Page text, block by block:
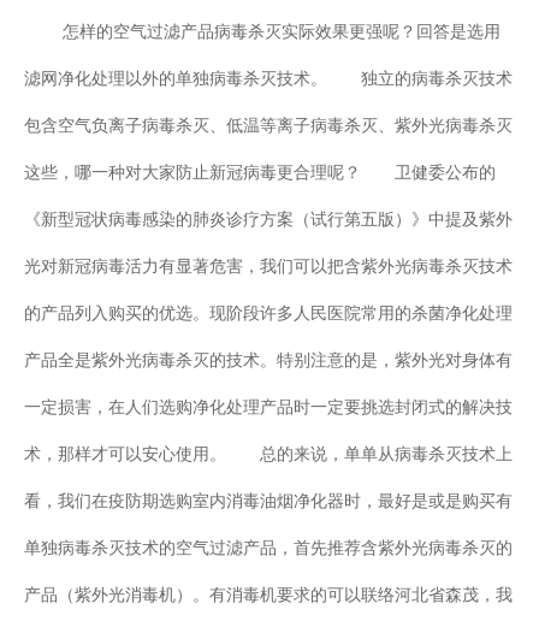
怎样的空气过滤产品病毒杀灭实际效果更强呢？回答是选用
滤网净化处理以外的单独病毒杀灭技术。 独立的病毒杀灭技术
包含空气负离子病毒杀灭、低温等离子病毒杀灭、紫外光病毒杀灭
这些，哪一种对大家防止新冠病毒更合理呢？ 卫健委公布的
《新型冠状病毒感染的肺炎诊疗方案（试行第五版）》中提及紫外
光对新冠病毒活力有显著危害，我们可以把含紫外光病毒杀灭技术
的产品列入购买的优选。现阶段许多人民医院常用的杀菌净化处理
产品全是紫外光病毒杀灭的技术。特别注意的是，紫外光对身体有
一定损害，在人们选购净化处理产品时一定要挑选封闭式的解决技
术，那样才可以安心使用。 总的来说，单单从病毒杀灭技术上
看，我们在疫防期选购室内消毒油烟净化器时，最好是或是购买有
单独病毒杀灭技术的空气过滤产品，首先推荐含紫外光病毒杀灭的
产品（紫外光消毒机）。有消毒机要求的可以联络河北省森茂，我